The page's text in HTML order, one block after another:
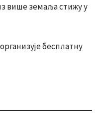
више земаља стижу у
бесплатну